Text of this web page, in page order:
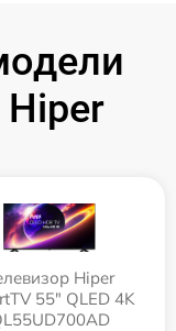
Hiper
55" QLED 4K